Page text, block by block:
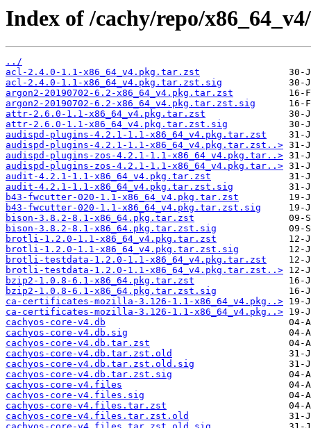
Index of /cachy/repo/
../
acl-2.4.0-1.1-x86_64_v4.pkg.tar.zst
acl-2.4.0-1.1-x86_64_v4.pkg.tar.zst.sig
argon2-20190702-6.2-x86_64_v4.pkg.tar.zst
argon2-20190702-6.2-x86_64_v4.pkg.tar.zst.sig
attr-2.6.0-1.1-x86_64_v4.pkg.tar.zst
attr-2.6.0-1.1-x86_64_v4.pkg.tar.zst.sig
audispd-plugins-4.2.1-1.1-x86_64_v4.pkg.tar.zst
audispd-plugins-4.2.1-1.1-x86_64_v4.pkg.tar.zst..>
audispd-plugins-zos-4.2.1-1.1-x86_64_v4.pkg.tar..>
audispd-plugins-zos-4.2.1-1.1-x86_64_v4.pkg.tar..>
audit-4.2.1-1.1-x86_64_v4.pkg.tar.zst
audit-4.2.1-1.1-x86_64_v4.pkg.tar.zst.sig
b43-fwcutter-020-1.1-x86_64_v4.pkg.tar.zst
b43-fwcutter-020-1.1-x86_64_v4.pkg.tar.zst.sig
bison-3.8.2-8.1-x86_64.pkg.tar.zst
bison-3.8.2-8.1-x86_64.pkg.tar.zst.sig
brotli-1.2.0-1.1-x86_64_v4.pkg.tar.zst
brotli-1.2.0-1.1-x86_64_v4.pkg.tar.zst.sig
brotli-testdata-1.2.0-1.1-x86_64_v4.pkg.tar.zst
brotli-testdata-1.2.0-1.1-x86_64_v4.pkg.tar.zst..>
bzip2-1.0.8-6.1-x86_64.pkg.tar.zst
bzip2-1.0.8-6.1-x86_64.pkg.tar.zst.sig
ca-certificates-mozilla-3.126-1.1-x86_64_v4.pkg..>
ca-certificates-mozilla-3.126-1.1-x86_64_v4.pkg..>
cachyos-core-v4.db
cachyos-core-v4.db.sig
cachyos-core-v4.db.tar.zst
cachyos-core-v4.db.tar.zst.old
cachyos-core-v4.db.tar.zst.old.sig
cachyos-core-v4.db.tar.zst.sig
cachyos-core-v4.files
cachyos-core-v4.files.sig
cachyos-core-v4.files.tar.zst
cachyos-core-v4.files.tar.zst.old